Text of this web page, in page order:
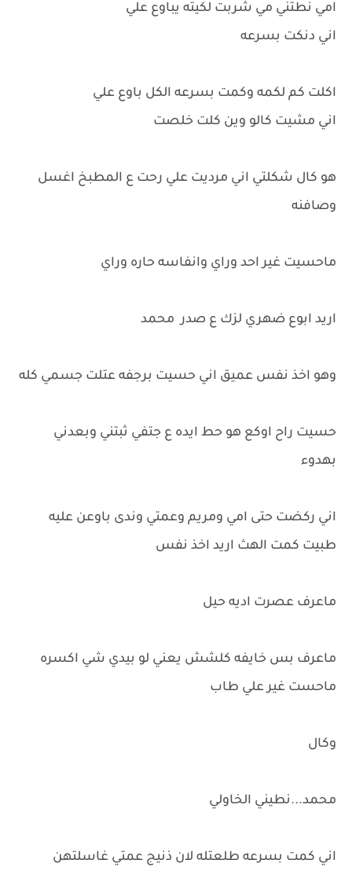
امي نطتني مي شربت لكيته يباوع علي
اني دنكت بسرعه
اكلت كم لكمه وكمت بسرعه الكل باوع علي
اني مشيت كالو وين كلت خلصت
هو كال شكلتي اني مرديت علي رحت ع المطبخ اغسل
وصافنه
ماحسيت غير احد وراي وانفاسه حاره وراي
اريد ابوع ضهري لزك ع صدر محمد
وهو اخذ نفس عميق اني حسيت برجفه عتلت جسمي كله
حسيت راح اوكع هو حط ايده ع جتفي ثبتني وبعدني
بهدوء
اني ركضت حتى امي ومريم وعمتي وندى باوعن عليه
طبيت كمت الهث اريد اخذ نفس
ماعرف عصرت اديه حيل
ماعرف بس خايفه كلشش يعني لو بيدي شي اكسره
ماحست غير علي طاب
وكال
محمد...نطيني الخاولي
اني كمت بسرعه طلعتله لان ذنيج عمتي غاسلتهن